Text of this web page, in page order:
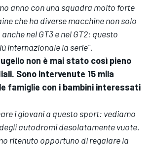
anno con una squadra molto forte
che ha diverse macchine non solo
nel GT3 e nel GT2: questo
internazionale la serie”.
non è mai stato così pieno
Sono intervenute 15 mila
famiglie con i bambini interessati
i giovani a questo sport: vediamo
autodromi desolatamente vuote.
ritenuto opportuno di regalare la